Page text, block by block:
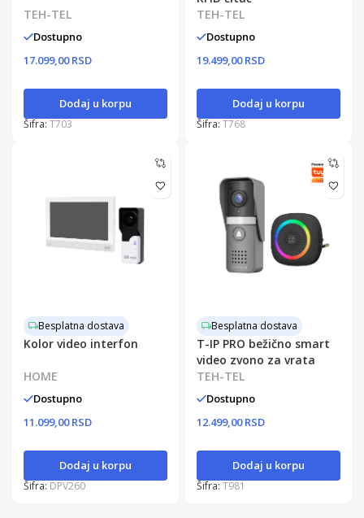
TEH-TEL
Dostupno
17.099,00 RSD
Dodaj u korpu
Šifra: T703
TEH-TEL
Dostupno
19.499,00 RSD
Dodaj u korpu
Šifra:T768
Besplatna dostava
Kolor video interfon
HOME
Dostupno
11.099,00 RSD
Dodaj u korpu
Šifra: DPV260
Besplatna dostava
T-IP PRO bežično smart
video zvono za vrata
TEH-TEL
Dostupno
12.499,00 RSD
Dodaj u korpu
Šifra:T981